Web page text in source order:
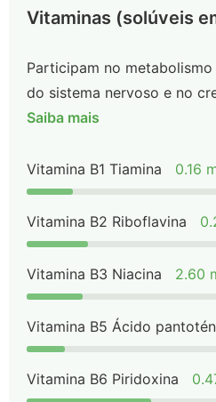
Vitaminas (solúveis
Participam no
do sistema nervoso e no
Saiba mais
Vitamina B1 Tiamina 0.16
Vitamina B2 Riboflavina
Vitamina B3 Niacina 2.60
Vitamina B5 Ácido
Vitamina B6 Piridoxina